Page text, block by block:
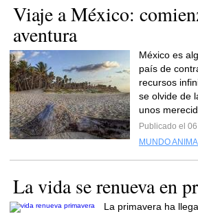
Viaje a México:
aventura
México es
país de
recursos
se olvide de
unos
Publicado el
MUNDO
La vida se renueva en
La primavera ha